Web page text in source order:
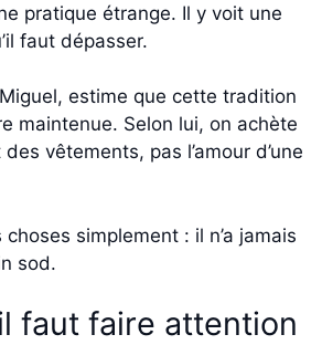
pratique étrange. Il y voit une
faut dépasser.
estime que cette tradition
maintenue. Selon lui, on achète
vêtements, pas l’amour d’une
simplement : il n’a jamais
sod.
faut faire attention